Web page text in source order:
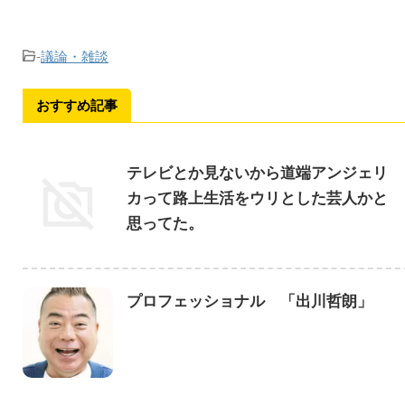
-議論・雑談
おすすめ記事
テレビとか見ないから道端アンジェリ
カって路上生活をウリとした芸人かと
思ってた。
プロフェッショナル 「出川哲朗」